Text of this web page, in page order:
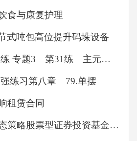
字（或盖章）之日起生效，
食与康复护理
式吨包高位提升码垛设备
高中数学 加练 专题3 第31练 主元变换
练习第八章 79.单摆
租赁合同
长信增利动态策略股票型证券投资基金基金合同